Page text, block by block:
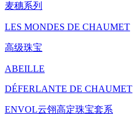
麦穗系列
LES MONDES DE CHAUMET
高级珠宝
ABEILLE
DÉFERLANTE DE CHAUMET
ENVOL云翎高定珠宝套系